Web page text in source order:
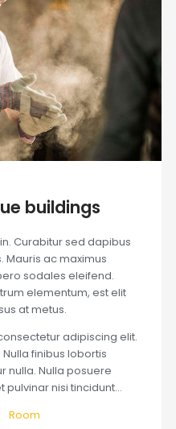
buildings
Curabitur sed dapibus
Mauris ac maximus
sodales eleifend.
elementum, est elit
at metus.
adipiscing elit.
finibus lobortis
nulla. Nulla posuere
pulvinar nisi tincidunt…
Room